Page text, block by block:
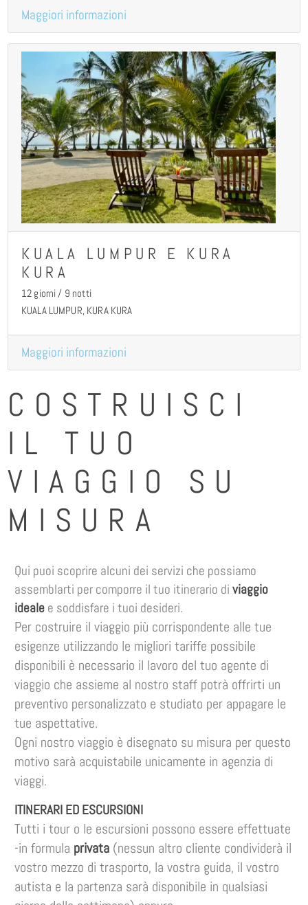
Maggiori informazioni
KUALA LUMPUR E KURA
KURA
12 giorni / 9 notti
KUALA LUMPUR, KURA KURA
Maggiori informazioni
COSTRUISCI
IL TUO
VIAGGIO SU
MISURA
Qui puoi scoprire alcuni dei servizi che possiamo
assemblarti per comporre il tuo itinerario diviaggio
ideale e soddisfare i tuoi desideri.
Per costruire il viaggio più corrispondente alle tue
esigenze utilizzando le migliori tariffe possibile
disponibili è necessario il lavoro del tuo agente di
viaggio che assieme al nostro staff potrà offrirti un
preventivo personalizzato e studiato per appagare le
tue aspettative.
Ogni nostro viaggio è disegnato su misura per questo
motivo sarà acquistabile unicamente in agenzia di
viaggi.
ITINERARI ED ESCURSIONI
Tutti i tour o le escursioni possono essere effettuate
-in formula privata (nessun altro cliente condividerà il
vostro mezzo di trasporto, la vostra guida, il vostro
autista e la partenza sarà disponibile in qualsiasi